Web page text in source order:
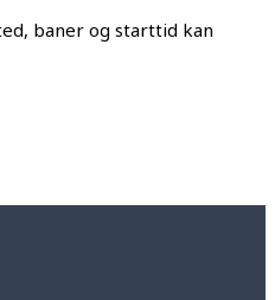
baner og starttid kan